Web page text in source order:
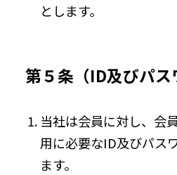
とします。
第５条（ID及びパス
当社は会員に対し、会
用に必要なID及びパス
ます。